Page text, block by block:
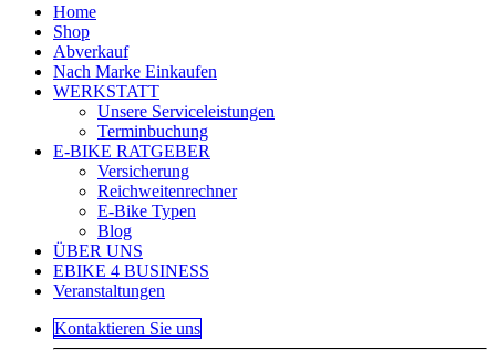
Home
Shop
Abverkauf
Nach Marke Einkaufen
WERKSTATT
Unsere Serviceleistungen
Terminbuchung
E-BIKE RATGEBER
Versicherung
Reichweitenrechner
E-Bike Typen
Blog
ÜBER UNS
EBIKE 4 BUSINESS
Veranstaltungen
Kontaktieren Sie uns